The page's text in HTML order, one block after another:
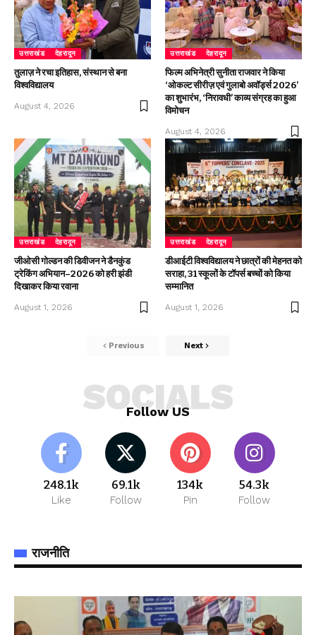
उत्तराखंड देहरादून
तुलाज़ ने रचा इतिहास, संस्थान से बना
विश्वविद्यालय
August 4, 2026
उत्तराखंड देहरादून
फिल्म अभिनेत्री सुनीता राजवार ने किया
‘ओकल्ट सीरीज़ एवं गुलाबो अवॉर्ड्स 2026’
का शुभारंभ, ‘निरावधी’ काव्य संग्रह का हुआ
विमोचन
August 4, 2026
उत्तराखंड देहरादून
जीओसी गोल्डन की डिवीजन ने डैनकुंड
ट्रेकिंग अभियान–2026 को हरी झंडी
दिखाकर किया रवाना
August 1, 2026
उत्तराखंड देहरादून
डीआईटी विश्वविद्यालय ने छात्रों की मेहनत को
सराहा, 31 स्कूलों के टॉपर्स बच्चों को किया
सम्मानित
August 1, 2026
Previous Next
Follow US
SOCIALS
248.1k
Like
69.1k
Follow
134k
Pin
54.3k
Follow
राजनीति